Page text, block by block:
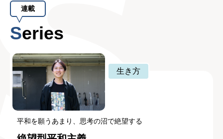
連載
Series
生き方
平和を願うあまり、思考の沼で絶望する